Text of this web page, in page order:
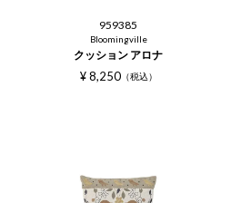
959385
Bloomingville
クッション アロナ
¥ 8,250 税込